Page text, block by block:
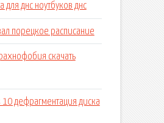
для днс ноутбуков днс
порецкое расписание
скачать
дефрагментация диска